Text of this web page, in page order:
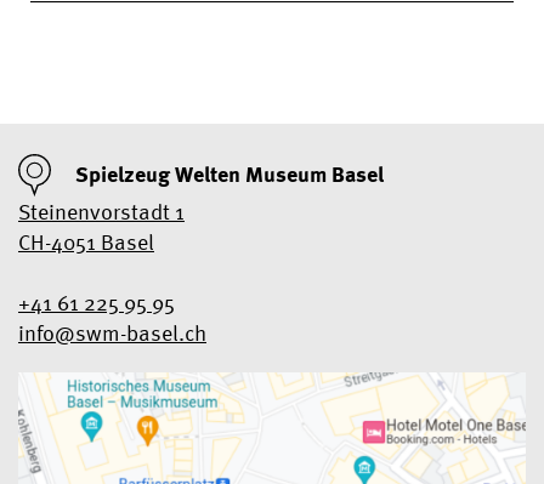
Spielzeug Welten Museum Basel
Steinenvorstadt 1
CH-4051 Basel
+41 61 225 95 95
info@swm-basel.ch